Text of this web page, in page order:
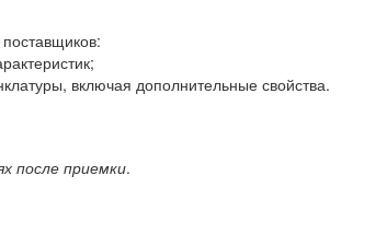
включая дополнительные свойства.
после приемки.